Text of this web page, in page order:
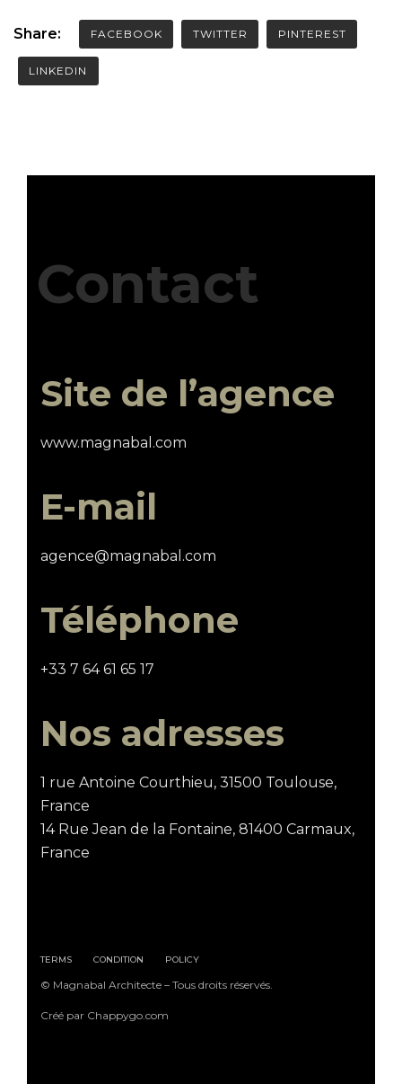
Share: FACEBOOK TWITTER PINTEREST
LINKEDIN
Contact
Site de l’agence
www.magnabal.com
E-mail
agence@magnabal.com
Téléphone
+33 7 64 61 65 17
Nos adresses
1 rue Antoine Courthieu, 31500 Toulouse,
France
14 Rue Jean de la Fontaine, 81400 Carmaux,
France
TERMS CONDITION POLICY
© Magnabal Architecte – Tous droits réservés.
Créé par Chappygo.com